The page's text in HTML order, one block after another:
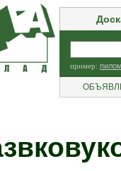
пример: